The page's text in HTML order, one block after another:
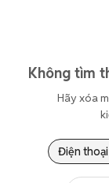
Không tìm
Hãy xóa
Điện thoại